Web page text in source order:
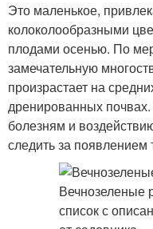
Это маленькое,
колоколообразными
плодами осенью. По
замечательную
произрастает на
дренированных
болезням и
следить за появлением